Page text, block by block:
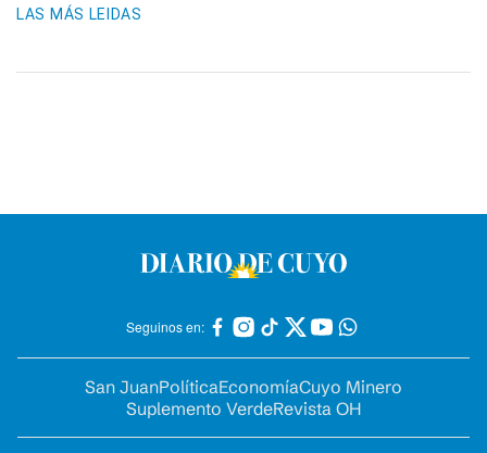
LAS MÁS LEIDAS
Seguinos en:
San JuanPolíticaEconomíaCuyo Minero
Suplemento VerdeRevista OH